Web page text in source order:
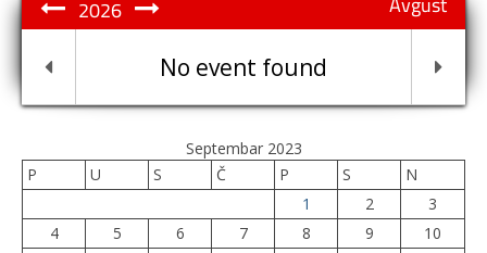
2026
No event found
Septembar 2023
P
U S Č P S
N
1
2
3
4
5 6 7 8 9
10